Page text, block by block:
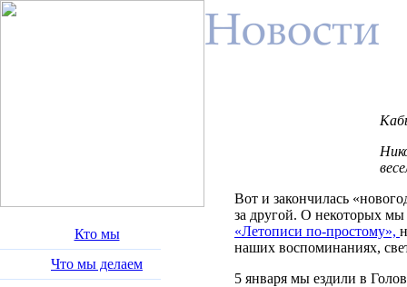
Кто мы
Что мы делаем
Вот и закончилась
за другой. О некоторых
«Летописи по-простому»,
наших воспоминаниях,
5 января мы ездили в